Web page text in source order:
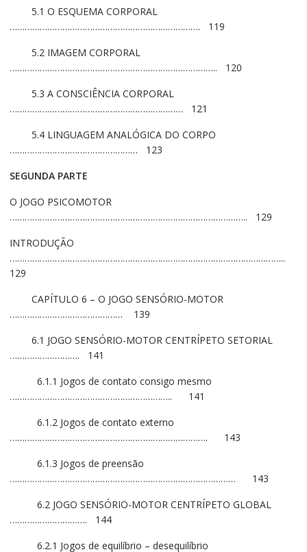
5.1 O ESQUEMA CORPORAL
…………………………………………………………………. 119
5.2 IMAGEM CORPORAL
……………………………………………………………………….. 120
5.3 A CONSCIÊNCIA CORPORAL
…………………………………………………………… 121
5.4 LINGUAGEM ANALÓGICA DO CORPO
…………………………………………… 123
SEGUNDA PARTE
O JOGO PSICOMOTOR
………………………………………………………………………………….. 129
INTRODUÇÃO
………………………………………………………………………………………………..
129
CAPÍTULO 6 – O JOGO SENSÓRIO-MOTOR
……………………………………… 139
6.1 JOGO SENSÓRIO-MOTOR CENTRÍPETO SETORIAL
………………………. 141
6.1.1 Jogos de contato consigo mesmo
……………………………………………………….. 141
6.1.2 Jogos de contato externo
……………………………………………………………………. 143
6.1.3 Jogos de preensão
……………………………………………………………………………… 143
6.2 JOGO SENSÓRIO-MOTOR CENTRÍPETO GLOBAL
…………………………. 144
6.2.1 Jogos de equilíbrio – desequilíbrio